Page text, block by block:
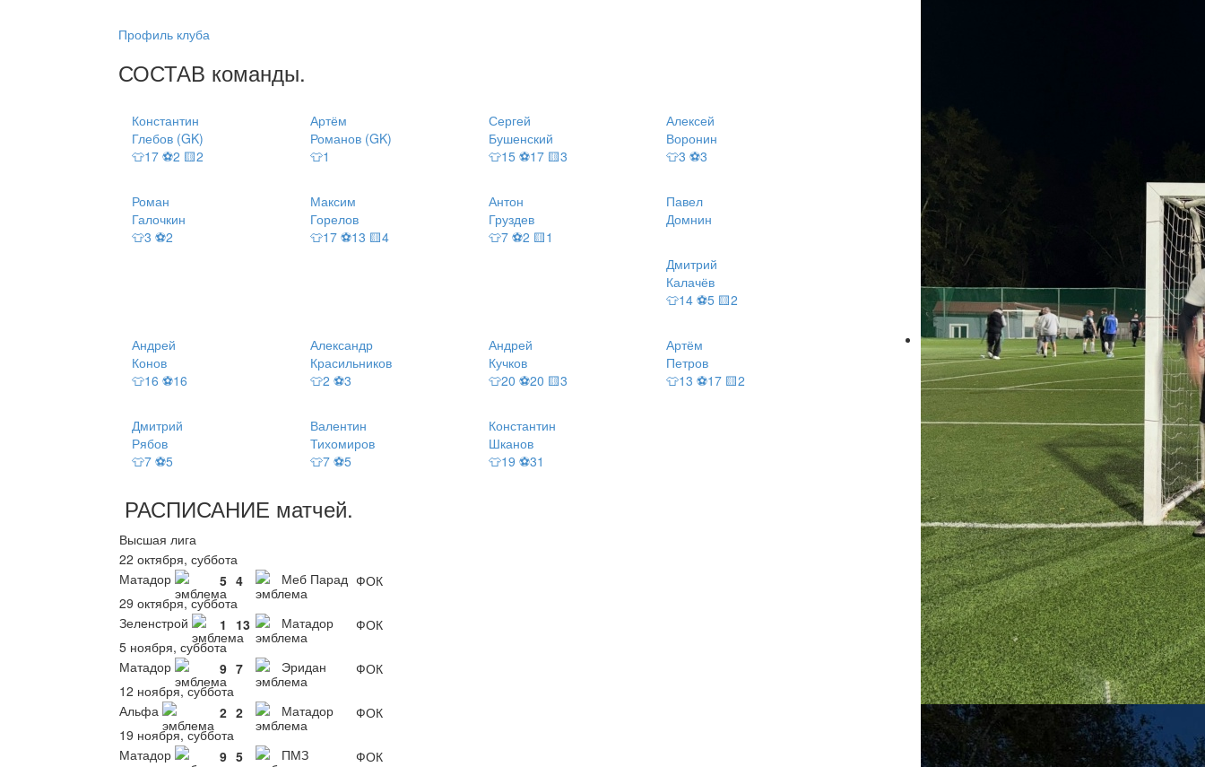
Профиль клуба
СОСТАВ команды.
Константин
Глебов (GK)
👕17 ⚽2 🟨2
Артём
Романов (GK)
👕1
Сергей
Бушенский
👕15 ⚽17 🟨3
Алексей
Воронин
👕3 ⚽3
Роман
Галочкин
👕3 ⚽2
Максим
Горелов
👕17 ⚽13 🟨4
Антон
Груздев
👕7 ⚽2 🟨1
Павел
Домнин
Дмитрий
Калачёв
👕14 ⚽5 🟨2
Андрей
Конов
👕16 ⚽16
Александр
Красильников
👕2 ⚽3
Андрей
Кучков
👕20 ⚽20 🟨3
Артём
Петров
👕13 ⚽17 🟨2
Дмитрий
Рябов
👕7 ⚽5
Валентин
Тихомиров
👕7 ⚽5
Константин
Шканов
👕19 ⚽31
РАСПИСАНИЕ матчей.
Высшая лига
22 октября, суббота
Матадор
5 4 Меб Парад ФОК
29 октября, суббота
Зеленстрой
1 13 Матадор
ФОК
5 ноября, суббота
Матадор
9 7 Эридан
ФОК
12 ноября, суббота
Альфа
2 2 Матадор
ФОК
19 ноября, суббота
Матадор
9 5 ПМЗ
ФОК